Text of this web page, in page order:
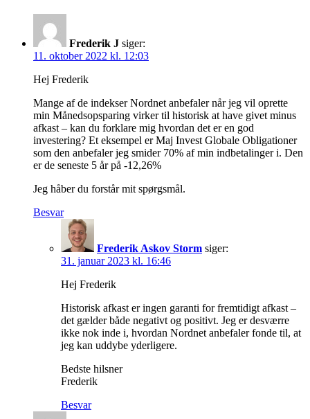
Frederik J siger:
11. oktober 2022 kl. 12:03
Hej Frederik
Mange af de indekser Nordnet anbefaler når jeg vil oprette
min Månedsopsparing virker til historisk at have givet minus
afkast – kan du forklare mig hvordan det er en god
investering? Et eksempel er Maj Invest Globale Obligationer
som den anbefaler jeg smider 70% af min indbetalinger i. Den
er de seneste 5 år på -12,26%
Jeg håber du forstår mit spørgsmål.
Besvar
Frederik Askov Storm siger:
31. januar 2023 kl. 16:46
Hej Frederik
Historisk afkast er ingen garanti for fremtidigt afkast –
det gælder både negativt og positivt. Jeg er desværre
ikke nok inde i, hvordan Nordnet anbefaler fonde til, at
jeg kan uddybe yderligere.
Bedste hilsner
Frederik
Besvar